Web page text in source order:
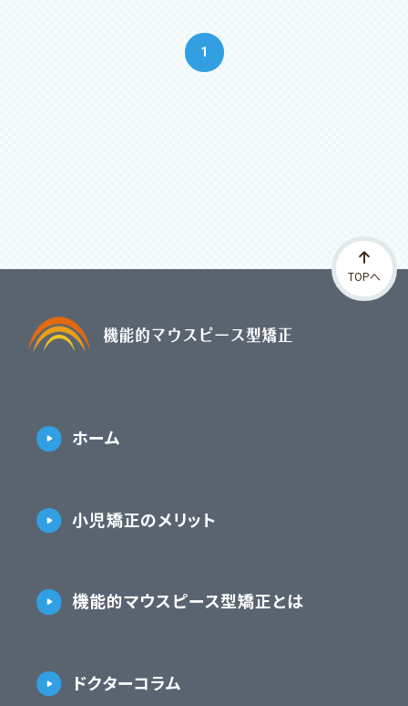
1
ホーム
小児矯正のメリット
機能的マウスピース型矯正とは
ドクターコラム
TOPへ